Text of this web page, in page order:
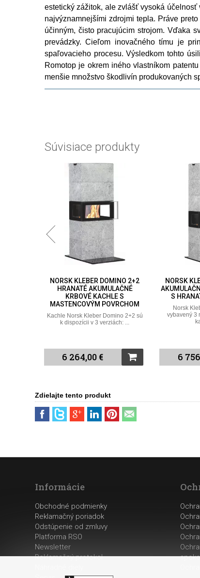
estetický zážitok, ale zvlášť vysoká účelnosť
najvýznamnejšími zdrojmi tepla. Práve
účinným, čisto pracujúcim strojom. Vďaka
prevádzky. Cieľom inovačného tímu je
spaľovacieho procesu. Výsledkom tohto
Romotop je okrem iného vlastníkom
menšie množstvo škodlivín produkovaných
Súvisiace produkty
NORSK KLEBER DOMINO 2+2
HRANATÉ AKUMULAČNÉ
KRBOVÉ KACHLE S
MASTENCOVÝM POVRCHOM
Kachle Norsk Kleber Domino 2+2 sú
k dispozícii v 3 verziách: ...
6 264,00 €
NORSK
S
Norsk
vybavený 3
6
Zdielajte tento produkt
Informácie
Obchodné podmienky
Reklamačný poriadok
Odstúpenie od zmluvy
Platforma RSO
Newsletter
Reklamačný protokol